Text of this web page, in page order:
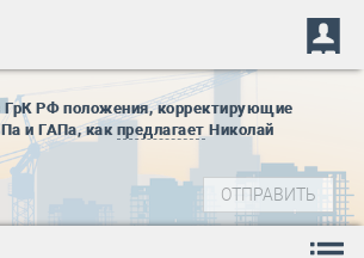
ГрК РФ положения, корректирующие
и ГАПа, как предлагает Николай